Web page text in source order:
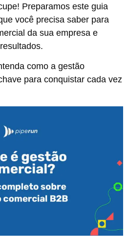
Preparamos este guia
você precisa saber para
da sua empresa e
como a gestão
para conquistar cada vez